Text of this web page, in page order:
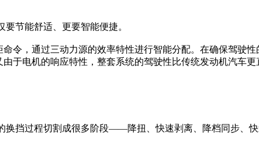
节能舒适、更要智能便捷。
令，通过三动力源的效率特性进行智能分配。在确保驾驶
于电机的响应特性，整套系统的驾驶性比传统发动机汽车更
挡过程切割成很多阶段——降扭、快速剥离、降档同步、